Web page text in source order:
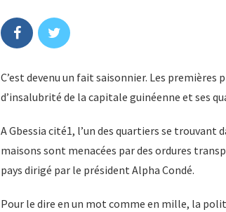
C’est devenu un fait saisonnier. Les
d’insalubrité de la capitale guinéenne et ses
A Gbessia cité1, l’un des quartiers se trouvant
maisons sont menacées par des ordures
pays dirigé par le président Alpha Condé.
Pour le dire en un mot comme en mille, la